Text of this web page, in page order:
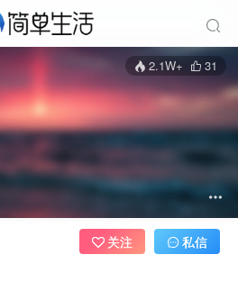
2.1W+ 31
关注 私信